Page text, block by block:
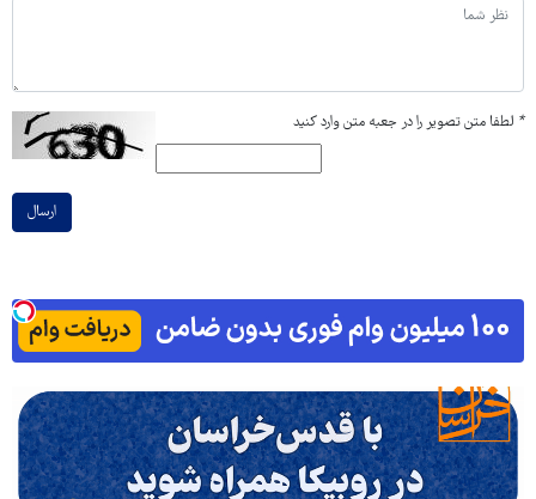
* لطفا متن تصویر را در جعبه متن وارد کنید
ارسال